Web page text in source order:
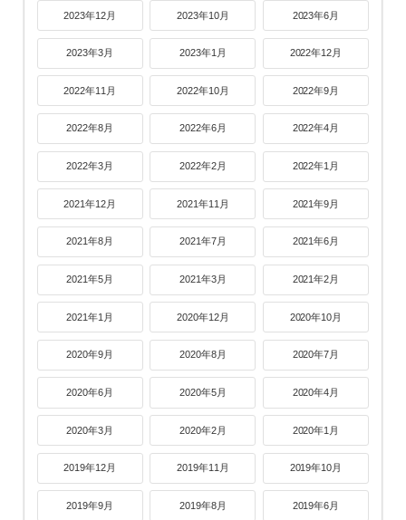
2023年12月 2023年10月 2023年6月
2023年3月 2023年1月 2022年12月
2022年11月 2022年10月 2022年9月
2022年8月 2022年6月 2022年4月
2022年3月 2022年2月 2022年1月
2021年12月 2021年11月 2021年9月
2021年8月 2021年7月 2021年6月
2021年5月 2021年3月 2021年2月
2021年1月 2020年12月 2020年10月
2020年9月 2020年8月 2020年7月
2020年6月 2020年5月 2020年4月
2020年3月 2020年2月 2020年1月
2019年12月 2019年11月 2019年10月
2019年9月 2019年8月 2019年6月